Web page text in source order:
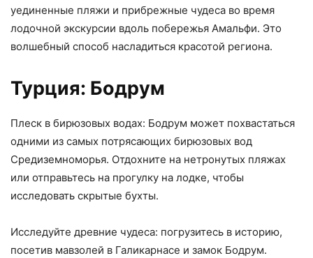
уединенные пляжи и прибрежные чудеса во время
лодочной экскурсии вдоль побережья Амальфи. Это
волшебный способ насладиться красотой региона.
Турция: Бодрум
Плеск в бирюзовых водах: Бодрум может похвастаться
одними из самых потрясающих бирюзовых вод
Средиземноморья. Отдохните на нетронутых пляжах
или отправьтесь на прогулку на лодке, чтобы
исследовать скрытые бухты.
Исследуйте древние чудеса: погрузитесь в историю,
посетив мавзолей в Галикарнасе и замок Бодрум.